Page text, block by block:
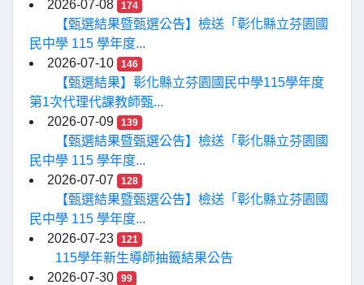
2026-07-08
174
【甄選結果暨甄選公告】檢送「彰化縣立芬園國
民中學 115 學年度...
2026-07-10
146
【甄選結果】彰化縣立芬園國民中學115學年度
第1次代理代課教師甄...
2026-07-09
139
【甄選結果暨甄選公告】檢送「彰化縣立芬園國
民中學 115 學年度...
2026-07-07
128
【甄選結果暨甄選公告】檢送「彰化縣立芬園國
民中學 115 學年度...
2026-07-23
121
115學年新生導師抽籤結果公告
2026-07-30
99